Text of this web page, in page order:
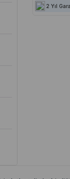
2 Yıl